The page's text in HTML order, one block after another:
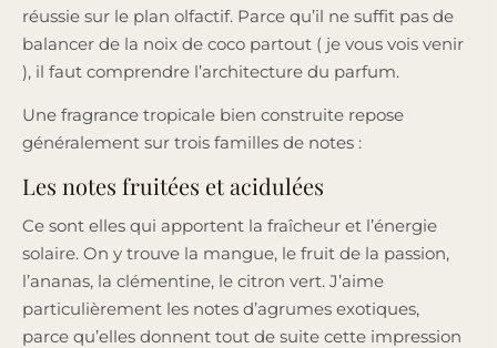
réussie sur le plan olfactif. Parce qu’il ne suffit pas de
balancer de la noix de coco partout ( je vous vois venir
), il faut comprendre l’architecture du parfum.
Une fragrance tropicale bien construite repose
généralement sur trois familles de notes :
Les notes fruitées et acidulées
Ce sont elles qui apportent la fraîcheur et l’énergie
solaire. On y trouve la mangue, le fruit de la passion,
l’ananas, la clémentine, le citron vert. J’aime
particulièrement les notes d’agrumes exotiques,
parce qu’elles donnent tout de suite cette impression